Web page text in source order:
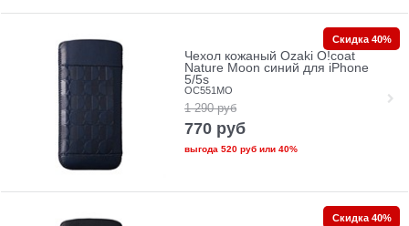
Чехол кожаный Ozaki O!coat
Nature Moon синий для iPhone
5/5s
OC551MO
1 290 руб
770 руб
выгода 520 рубили 40%
Скидка 40%
Скидка 40%